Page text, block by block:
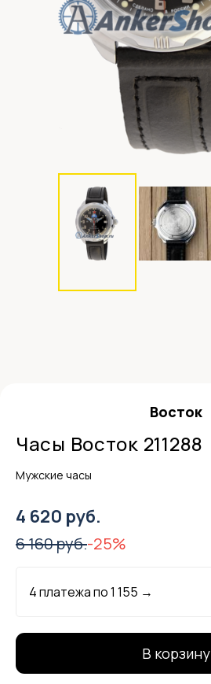
Восток
Часы Восток 211288
Мужские часы
4 620 руб.
6 160 руб.-25%
4 платежа по1 155 →
В корзину